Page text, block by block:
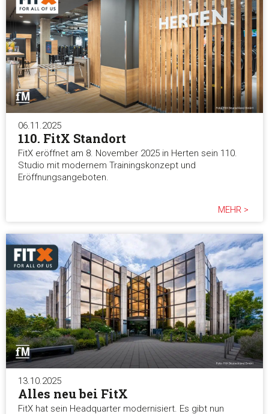
06.11.2025
110. FitX Standort
FitX eröffnet am 8. November 2025 in Herten sein 110.
Studio mit modernem Trainingskonzept und
Eröffnungsangeboten.
MEHR >
13.10.2025
Alles neu bei FitX
FitX hat sein Headquarter modernisiert. Es gibt nun